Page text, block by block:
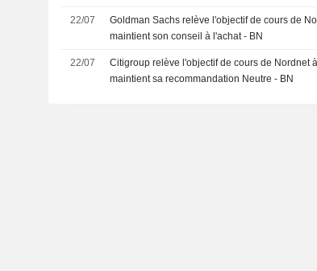
22/07
Goldman Sachs relève l'objectif de cours de
maintient son conseil à l'achat - BN
22/07
Citigroup relève l'objectif de cours de Nordnet
maintient sa recommandation Neutre - BN